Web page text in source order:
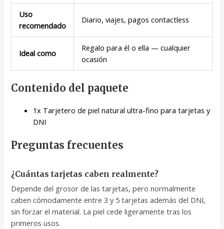
Uso
recomendado
Diario, viajes, pagos contactless
Ideal como
Regalo para él o ella — cualquier
ocasión
Contenido del paquete
1x Tarjetero de piel natural ultra-fino para tarjetas y
DNI
Preguntas frecuentes
¿Cuántas tarjetas caben realmente?
Depende del grosor de las tarjetas, pero normalmente
caben cómodamente entre 3 y 5 tarjetas además del DNI,
sin forzar el material. La piel cede ligeramente tras los
primeros usos.